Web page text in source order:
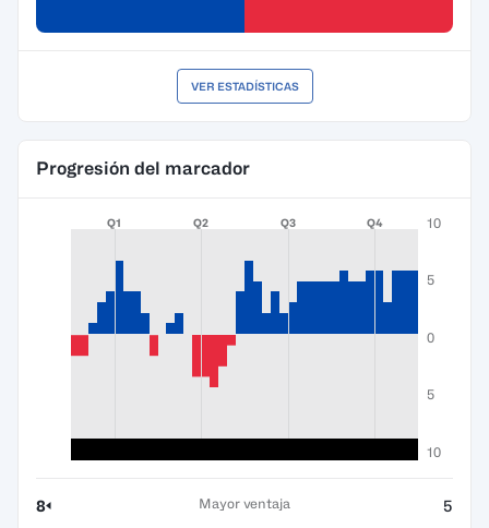
VER ESTADÍSTICAS
Progresión del marcador
Q1 Q2 Q3 Q4 10
5
0
5
10
8 Mayor ventaja 5